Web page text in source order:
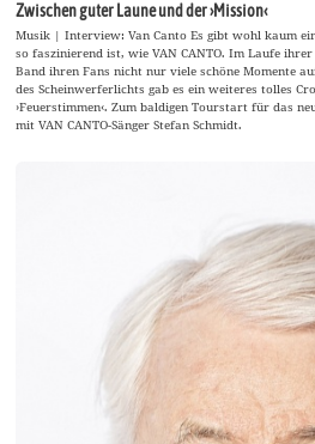
Zwischen guter Laune und der ›Mission‹
Musik | Interview: Van Canto Es gibt wohl kaum
so faszinierend ist, wie VAN CANTO. Im Laufe
Band ihren Fans nicht nur viele schöne Momente
des Scheinwerferlichts gab es ein weiteres tolles
›Feuerstimmen‹. Zum baldigen Tourstart für das
mit VAN CANTO-Sänger Stefan Schmidt.